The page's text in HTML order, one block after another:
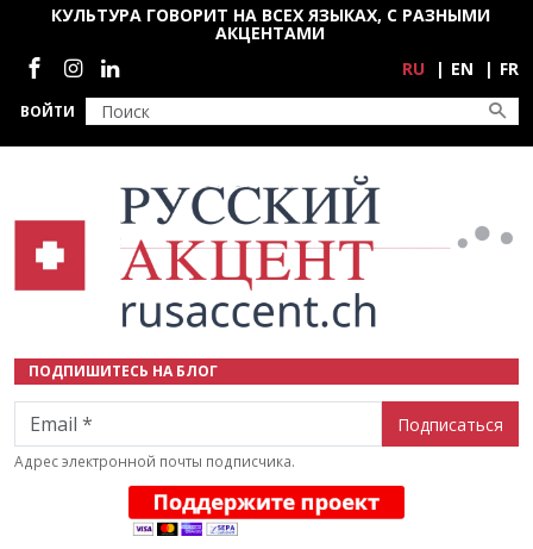
Перейти к основному содержанию
ВОЙТИ
КУЛЬТУРА ГОВОРИТ НА ВСЕХ ЯЗЫКАХ, С РАЗНЫМИ
АКЦЕНТАМИ
Социальные сети
RU EN FR
ПОДПИШИТЕСЬ НА БЛОГ
Email
Адрес электронной почты подписчика.